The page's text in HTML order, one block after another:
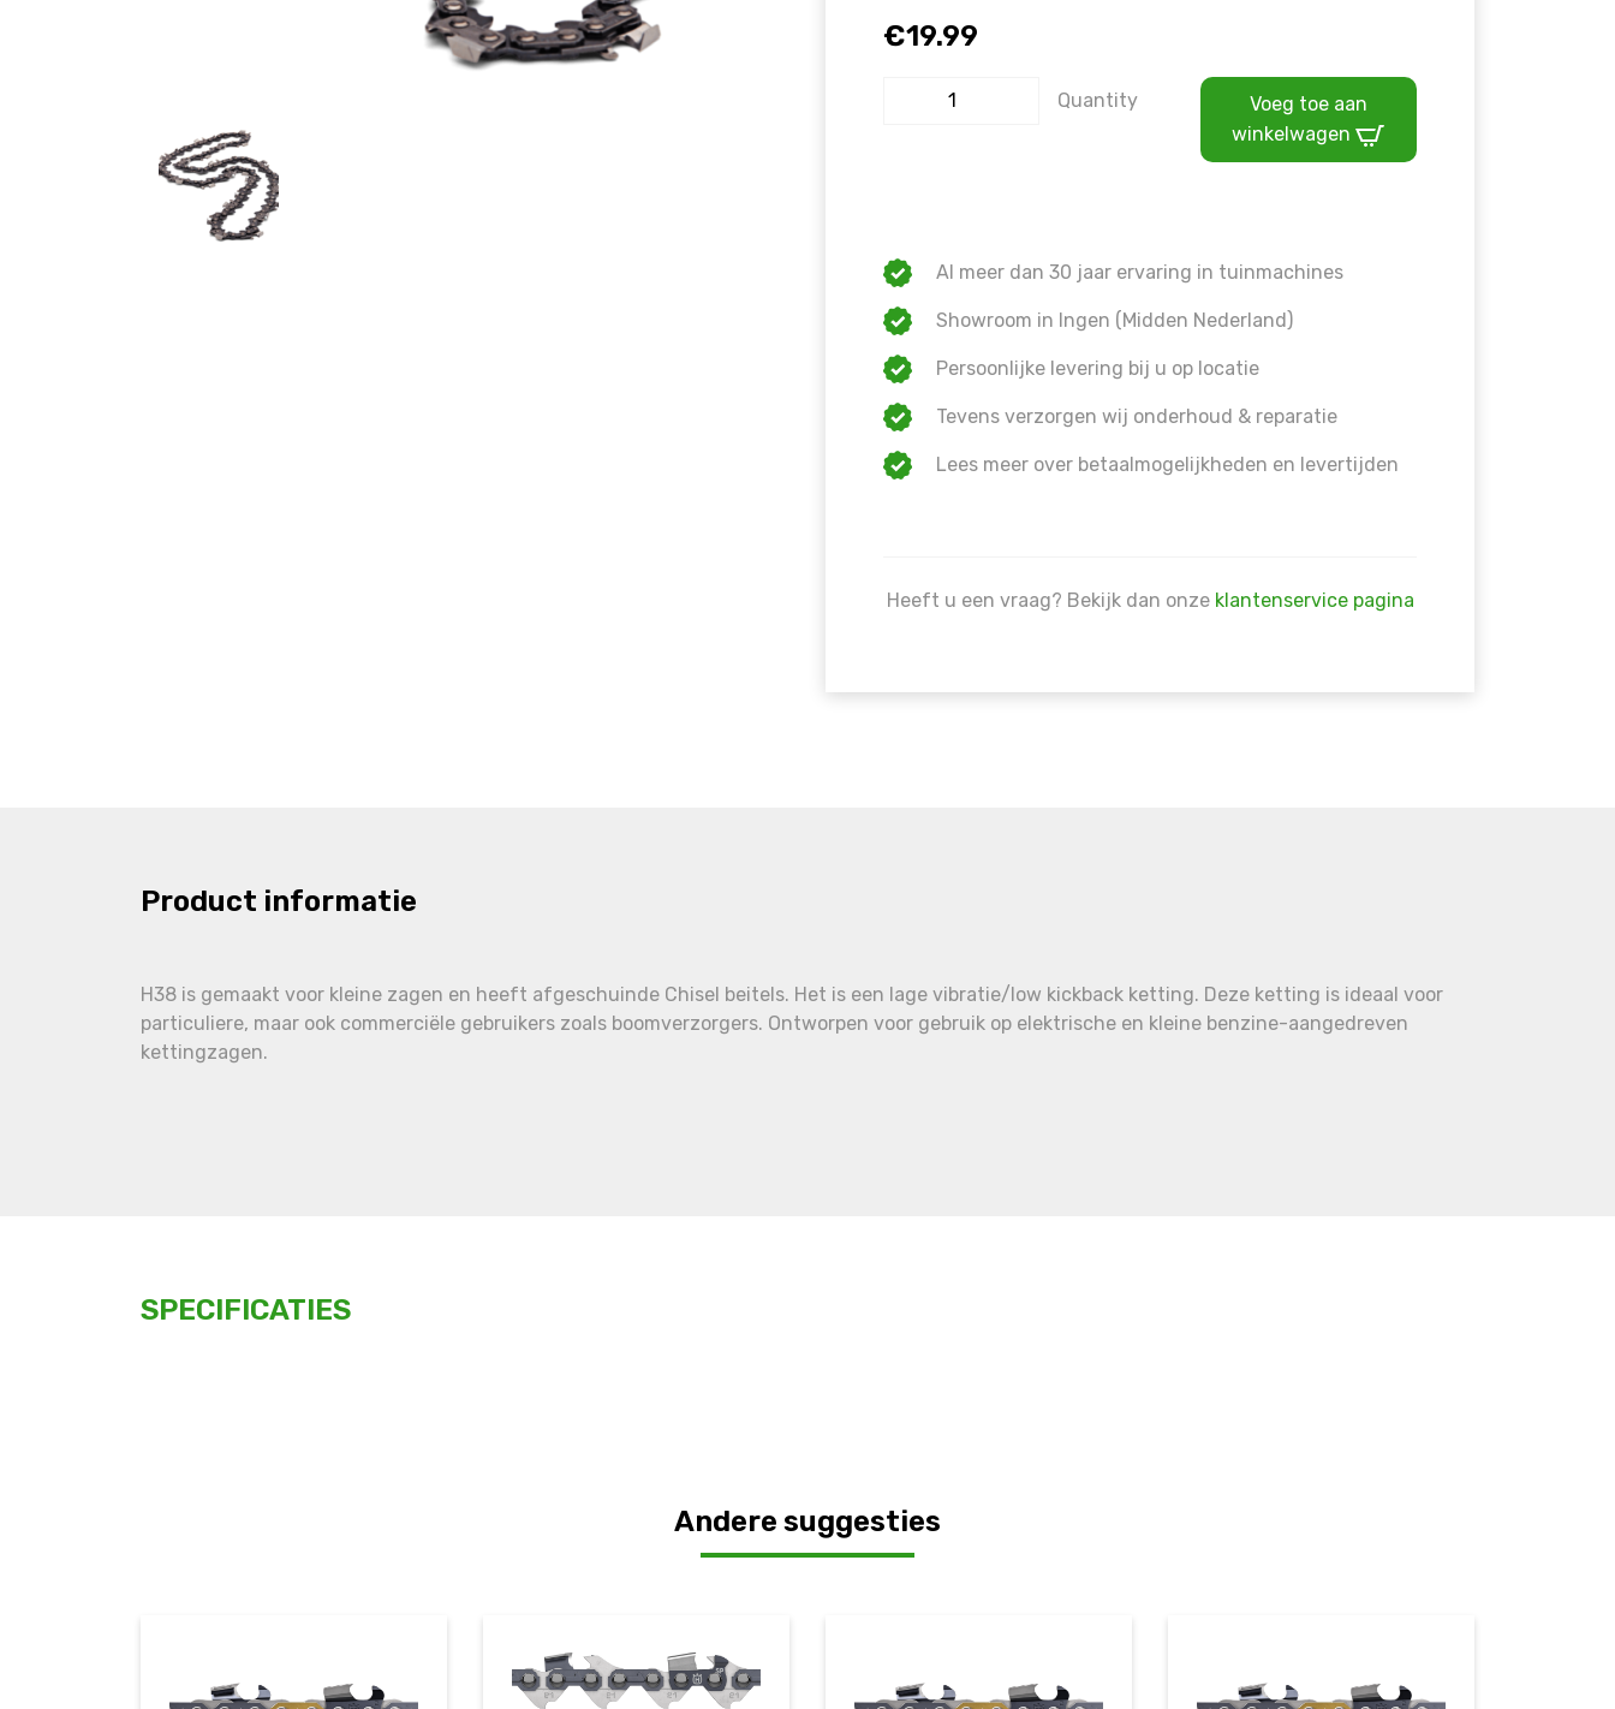
: Trying to access array offset on false in
€19.99
Quantity
Voeg toe aan
winkelwagen
Al meer dan 30 jaar ervaring in tuinmachines
Showroom in Ingen (Midden Nederland)
Persoonlijke levering bij u op locatie
Tevens verzorgen wij onderhoud & reparatie
Lees meer over betaalmogelijkheden en levertijden
Heeft u een vraag? Bekijk dan onze klantenservice pagina
Product informatie
H38 is gemaakt voor kleine zagen en heeft afgeschuinde Chisel beitels. Het is een lage vibratie/low kickback ketting. Deze ketting is ideaal voor
particuliere, maar ook commerciële gebruikers zoals boomverzorgers. Ontworpen voor gebruik op elektrische en kleine benzine-aangedreven
kettingzagen.
SPECIFICATIES
Andere suggesties